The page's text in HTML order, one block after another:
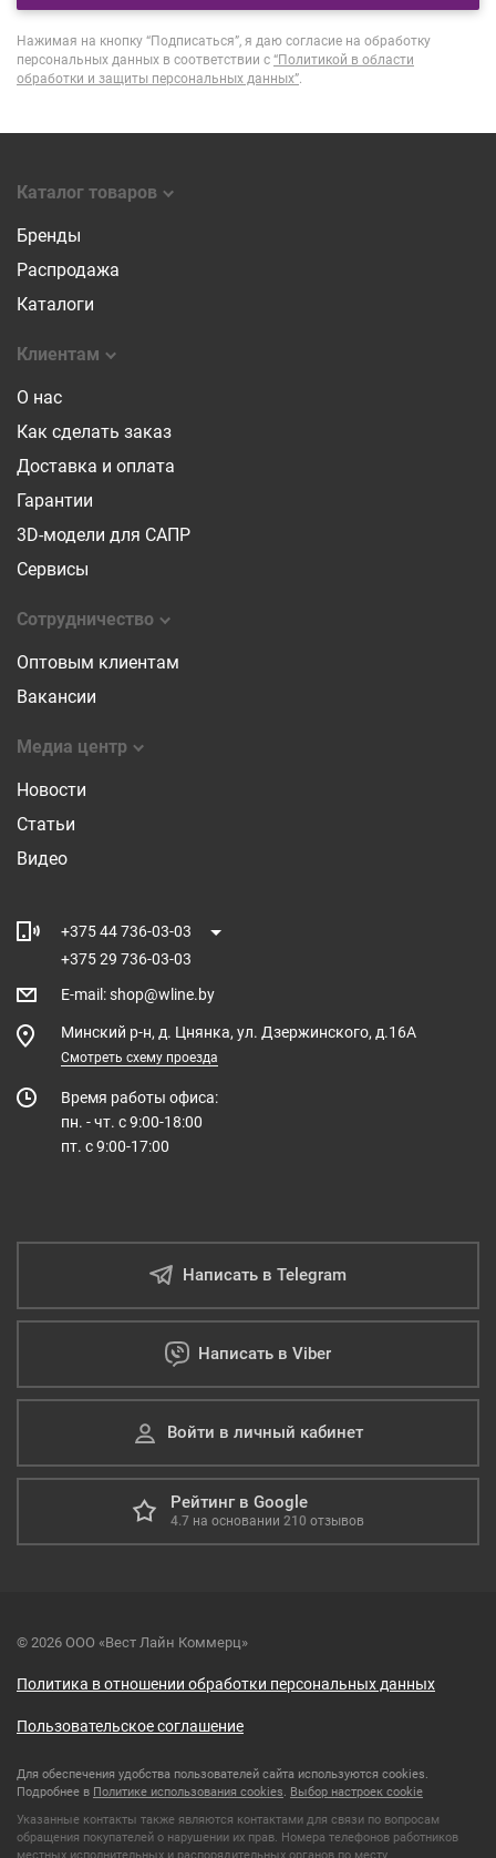
Нажимая на кнопку “Подписаться”, я даю согласие на обработку
персональных данных в соответствии с “Политикой в области
обработки и защиты персональных данных”.
Каталог товаров
Бренды
Распродажа
Каталоги
Клиентам
О нас
Как сделать заказ
Доставка и оплата
Гарантии
3D-модели для САПР
Сервисы
Сотрудничество
Оптовым клиентам
Вакансии
Медиа центр
Новости
Статьи
Видео
+375 44 736-03-03
+375 29 736-03-03
E-mail :shop@wline.by
Минский р-н, д. Цнянка, ул. Дзержинского, д.16А
Смотреть схему проезда
Время работы офиса:
пн. - чт. с 9:00-18:00
пт. с 9:00-17:00
Написать в Telegram
Написать в Viber
Войти в личный кабинет
Рейтинг в Google
4.7 на основании 210 отзывов
© 2026 ООО «Вест Лайн Коммерц»
Политика в отношении обработки персональных данных
Пользовательское соглашение
Для обеспечения удобства пользователей сайта используются cookies.
Подробнее в Политике использования cookies. Выбор настроек cookie
Указанные контакты также являются контактами для связи по вопросам
обращения покупателей о нарушении их прав. Номера телефонов работников